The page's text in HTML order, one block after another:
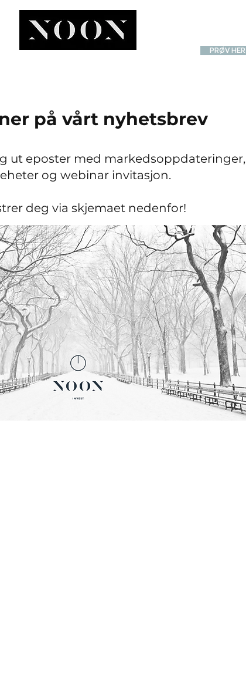
PRØV HER
på vårt nyhetsbrev
ut eposter med markedsoppdateringer,
og webinar invitasjon.
deg via skjemaet nedenfor!